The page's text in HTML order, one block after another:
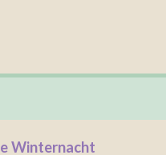
Winternacht